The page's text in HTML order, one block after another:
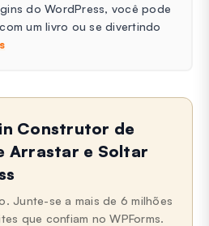
do WordPress, você pode
um livro ou se divertindo
Construtor de
Arrastar e Soltar
Junte-se a mais de 6 milhões
que confiam no WPForms.